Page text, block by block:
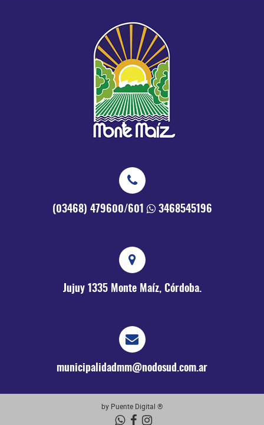
(03468) 479600/601 3468545196
Jujuy 1335 Monte Maíz, Córdoba.
municipalidadmm@nodosud.com.ar
by Puente Digital ®